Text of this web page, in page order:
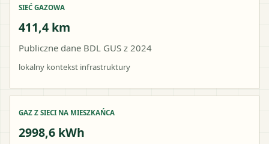
SIEĆ GAZOWA
411,4 km
Publiczne dane BDL GUS z 2024
lokalny kontekst infrastruktury
GAZ Z SIECI NA MIESZKAŃCA
2998,6 kWh